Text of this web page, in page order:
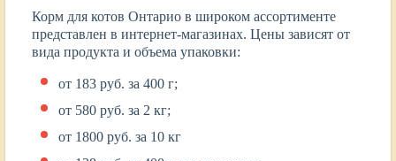
Корм для котов Онтарио в широком ассортименте
представлен в интернет-магазинах. Цены зависят от
вида продукта и объема упаковки:
от 183 руб. за 400 г;
от 580 руб. за 2 кг;
от 1800 руб. за 10 кг